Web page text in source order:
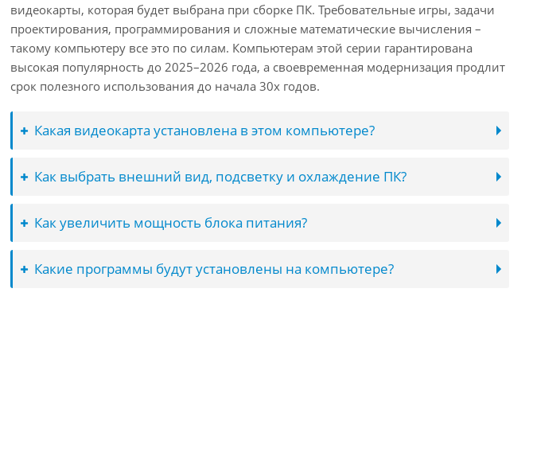
видеокарты, которая будет выбрана при сборке ПК. Требовательные игры, задачи
проектирования, программирования и сложные математические вычисления –
такому компьютеру все это по силам. Компьютерам этой серии гарантирована
высокая популярность до 2025–2026 года, а своевременная модернизация продлит
срок полезного использования до начала 30х годов.
Какая видеокарта установлена в этом компьютере?
Как выбрать внешний вид, подсветку и охлаждение ПК?
Как увеличить мощность блока питания?
Какие программы будут установлены на компьютере?